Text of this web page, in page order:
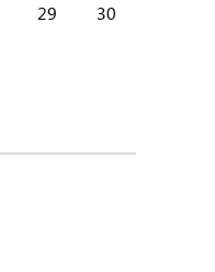
29
30